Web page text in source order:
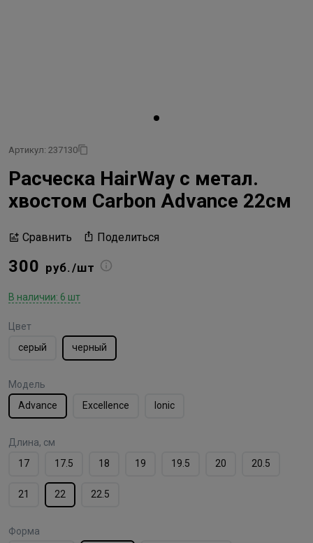
Артикул: 237130
Расческа HairWay с метал.
хвостом Сarbon Advance 22см
Сравнить Поделиться
300 руб./шт
В наличии: 6 шт
Цвет
серый
черный
Модель
Advance
Excellence Ionic
Длина, см
17
17.5 18 19 19.5 20 20.5
21 22 22.5
Форма